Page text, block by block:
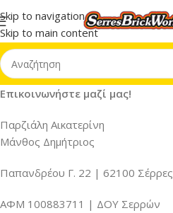
Skip to navigation
Skip to main content
Επικοινωνήστε μαζί μας!
Παρζιάλη Αικατερίνη
Μάνθος Δημήτριος
Παπανδρέου Γ. 22 | 62100 Σέρρες
ΑΦΜ 100883711 | ΔΟΥ Σερρών